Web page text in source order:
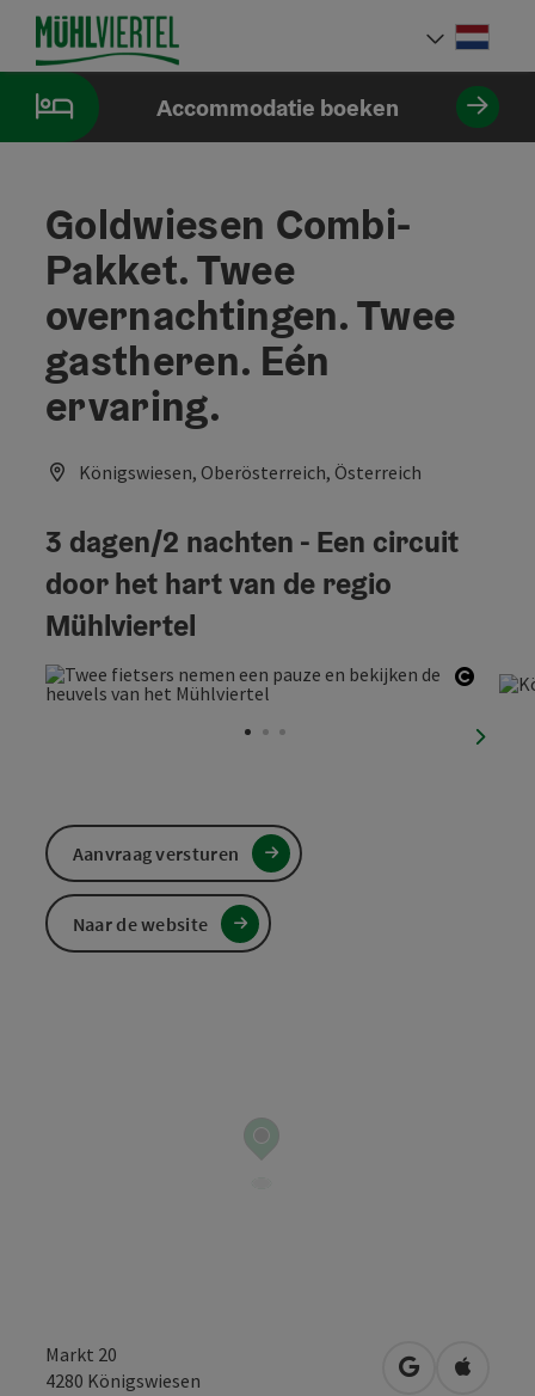
InhoudAccesskey
[0]
NavigatieAccesskey
[1]
PaginabeginAccesskey
[2]
Accommodatie boeken
Goldwiesen Combi-
Pakket. Twee
overnachtingen. Twee
gastheren. Eén
ervaring.
Königswiesen, Oberösterreich, Österreich
3 dagen/2 nachten - Een circuit
door het hart van de regio
Mühlviertel
Markt 20
4280 Königswiesen Openen in
Aanvraag versturen
Naar de website